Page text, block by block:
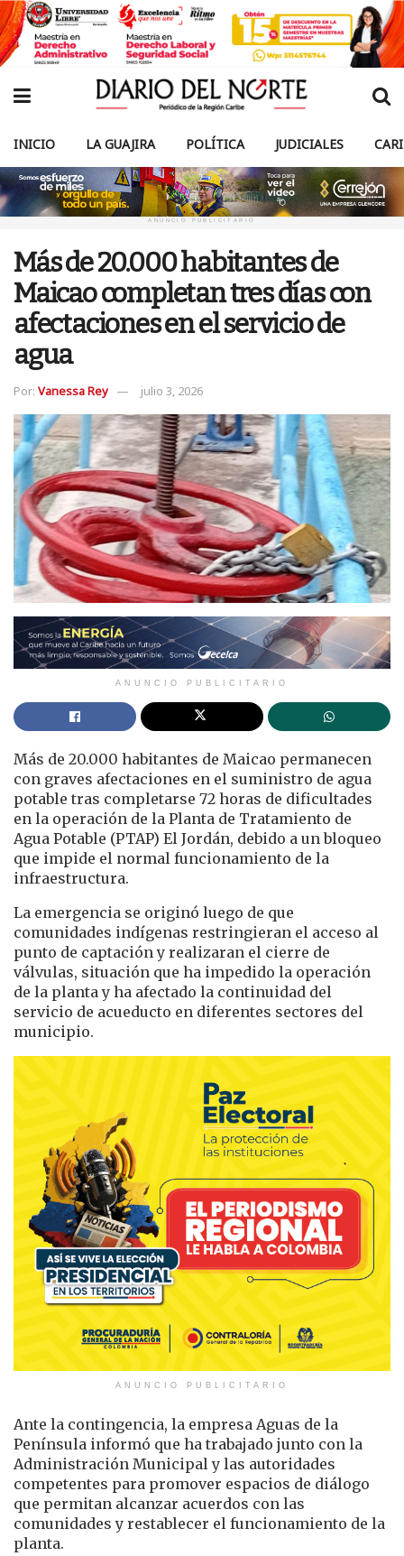
INICIO LA GUAJIRA POLÍTICA JUDICIALES
ANUNCIO PUBLICITARIO
Más de 20.000 habitantes de
Maicao completan tres días con
afectaciones en el servicio de
agua
Por: Vanessa Rey julio 3, 2026
ANUNCIO PUBLICITARIO
Más de 20.000 habitantes de Maicao permanecen
con graves afectaciones en el suministro de agua
potable tras completarse 72 horas de dificultades
en la operación de la Planta de Tratamiento de
Agua Potable (PTAP) El Jordán, debido a un bloqueo
que impide el normal funcionamiento de la
infraestructura.
La emergencia se originó luego de que
comunidades indígenas restringieran el acceso al
punto de captación y realizaran el cierre de
válvulas, situación que ha impedido la operación
de la planta y ha afectado la continuidad del
servicio de acueducto en diferentes sectores del
municipio.
ANUNCIO PUBLICITARIO
Ante la contingencia, la empresa Aguas de la
Península informó que ha trabajado junto con la
Administración Municipal y las autoridades
competentes para promover espacios de diálogo
que permitan alcanzar acuerdos con las
comunidades y restablecer el funcionamiento de la
planta.